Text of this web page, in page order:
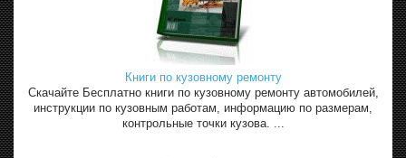
Книги по кузовному ремонту
Скачайте Бесплатно книги по кузовному ремонту автомобилей,
инструкции по кузовным работам, информацию по размерам,
контрольные точки кузова. ...